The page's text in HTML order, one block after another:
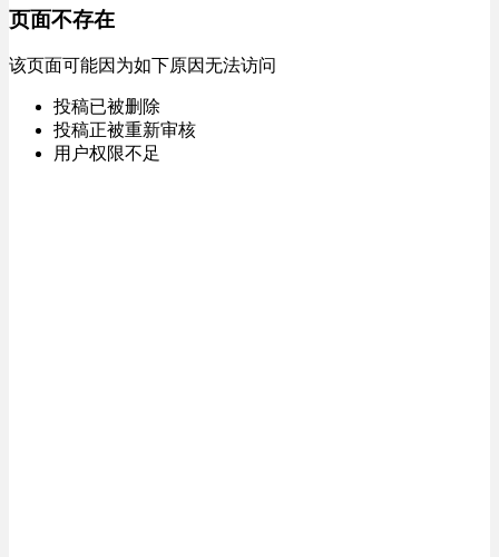
页面不存在
该页面可能因为如下原因无法访问
投稿已被删除
投稿正被重新审核
用户权限不足